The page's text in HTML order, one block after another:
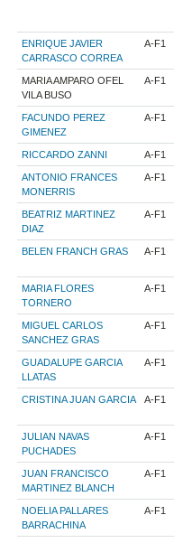
ENRIQUE JAVIER
CARRASCO CORREA
A-F1
MARIA AMPARO OFEL
VILA BUSO
A-F1
FACUNDO PEREZ
GIMENEZ
A-F1
RICCARDO ZANNI A-F1
ANTONIO FRANCES
MONERRIS
A-F1
BEATRIZ MARTINEZ
DIAZ
A-F1
BELEN FRANCH GRAS A-F1
MARIA FLORES
TORNERO
A-F1
MIGUEL CARLOS
SANCHEZ GRAS
A-F1
GUADALUPE GARCIA
LLATAS
A-F1
CRISTINA JUAN GARCIA A-F1
JULIAN NAVAS
PUCHADES
A-F1
JUAN FRANCISCO
MARTINEZ BLANCH
A-F1
NOELIA PALLARES
BARRACHINA
A-F1